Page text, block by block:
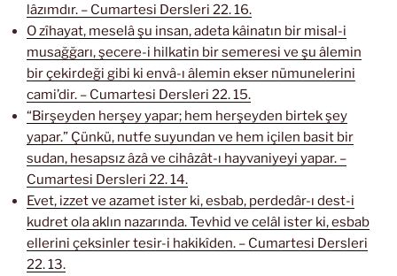
lâzımdır. – Cumartesi Dersleri 22. 16.
O zîhayat, meselâ şu insan, adeta kâinatın bir misal-i
musağğarı, şecere-i hilkatin bir semeresi ve şu âlemin
bir çekirdeği gibi ki envâ-ı âlemin ekser nümunelerini
cami’dir. – Cumartesi Dersleri 22. 15.
“Birşeyden herşey yapar; hem herşeyden birtek şey
yapar.” Çünkü, nutfe suyundan ve hem içilen basit bir
sudan, hesapsız âzâ ve cihâzât-ı hayvaniyeyi yapar. –
Cumartesi Dersleri 22. 14.
Evet, izzet ve azamet ister ki, esbab, perdedâr-ı dest-i
kudret ola aklın nazarında. Tevhid ve celâl ister ki, esbab
ellerini çeksinler tesir-i hakikîden. – Cumartesi Dersleri
22. 13.